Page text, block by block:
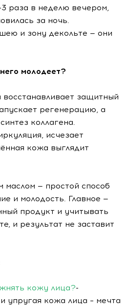
раза в неделю вечером,
за ночь.
и зону декольте — они
молодеет?
восстанавливает защитный
регенерацию, а
коллагена.
исчезает
кожа выглядит
— простой способ
и молодость. Главное —
продукт и учитывать
и результат не заставит
кожу лица?-
упругая кожа лица – мечта